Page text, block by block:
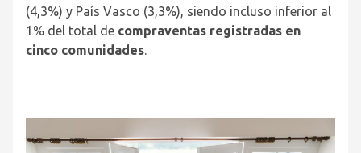
(4,3%) y País Vasco (3,3%), siendo incluso inferior al
1% del total de compraventas registradas en
cinco comunidades.